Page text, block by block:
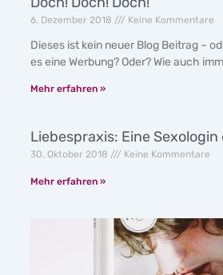
6. Dezember 2018 Keine Kommentare
Dieses ist kein neuer Blog Beitrag –
es eine Werbung? Oder? Wie auch
Mehr erfahren »
Liebespraxis: Eine
30. Oktober 2018 Keine Kommentare
Mehr erfahren »